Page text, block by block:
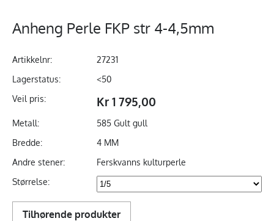
Anheng Perle FKP str 4-4,5mm
Artikkelnr:
27231
Lagerstatus:
<50
Veil pris:
Kr 1 795,00
Metall:
585 Gult gull
Bredde:
4 MM
Andre stener:
Ferskvanns kulturperle
Størrelse:
Tilhørende produkter